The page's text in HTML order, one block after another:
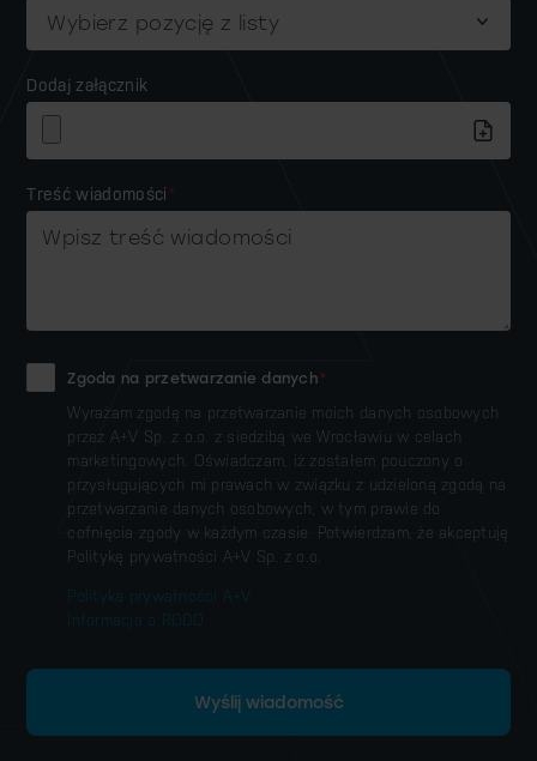
Dodaj załącznik
Treść wiadomości*
Zgoda na przetwarzanie danych*
Wyrażam zgodę na przetwarzanie moich danych osobowych
przez A+V Sp. z o.o. z siedzibą we Wrocławiu w celach
marketingowych. Oświadczam, iż zostałem pouczony o
przysługujących mi prawach w związku z udzieloną zgodą na
przetwarzanie danych osobowych, w tym prawie do
cofnięcia zgody w każdym czasie. Potwierdzam, że akceptuję
Politykę prywatności A+V Sp. z o.o.
Polityka prywatności A+V
Informacja o RODO
Wyślij wiadomość